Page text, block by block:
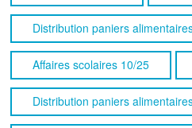
Distribution paniers
Affaires scolaires 10/25
Distribution paniers